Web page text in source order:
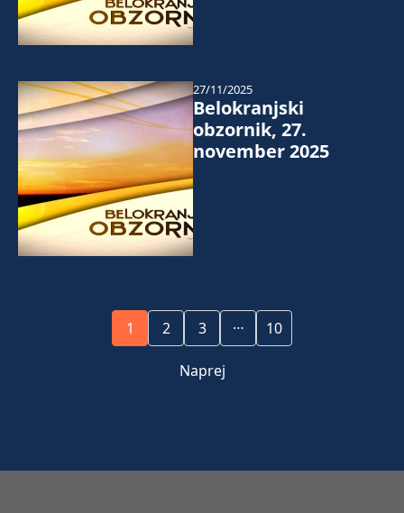
Belokranjski
obzornik, 27.
november 2025
27/11/2025
1 2 3 … 10
Naprej